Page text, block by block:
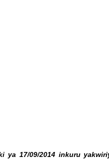
ya 17/09/2014 inkuru